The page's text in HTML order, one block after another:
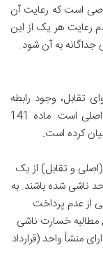
است که رعایت آن
رعایت هر یک از این
جداگانه به آن شود.
تقابل، وجود رابطه
کامل یا منشأ واحد میان دعوای تقابل و دعوای اصلی است. ماده 141
کرده است.
و تقابل) از یک
ناشی شده باشند. به
از عدم پرداخت
مطالبه خسارت ناشی
منشأ واحد (قرارداد